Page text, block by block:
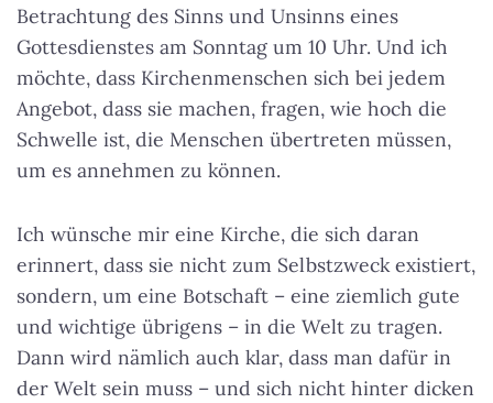
Betrachtung des Sinns und Unsinns eines
Gottesdienstes am Sonntag um 10 Uhr. Und ich
möchte, dass Kirchenmenschen sich bei jedem
Angebot, dass sie machen, fragen, wie hoch die
Schwelle ist, die Menschen übertreten müssen,
um es annehmen zu können.
Ich wünsche mir eine Kirche, die sich daran
erinnert, dass sie nicht zum Selbstzweck existiert,
sondern, um eine Botschaft – eine ziemlich gute
und wichtige übrigens – in die Welt zu tragen.
Dann wird nämlich auch klar, dass man dafür in
der Welt sein muss – und sich nicht hinter dicken